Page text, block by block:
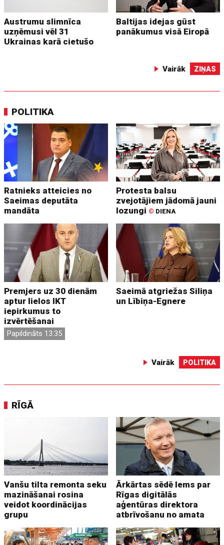
Austrumu slimnīca
uzņēmusi vēl 31
Ukrainas karā cietušo
Baltijas idejas gūst
panākumus visā Eiropā
Vairāk ZIŅAS
POLITIKA
Ratnieks atteicies no
Saeimas deputāta
mandāta
Protesta balsu
zvejotājiem jādomā jauni
lozungi © DIENA
Premjers uz 30 dienām
aptur lielos IKT
iepirkumus to
izvērtēšanai
Papildināts 13:35
Saeimā atgriežas Siliņa
un Lībiņa-Egnere
Vairāk POLITIKA
RĪGĀ
Vanšu tilta remonta seku
mazināšanai rosina
veidot koordinācijas
grupu
Ārkārtas sēdē lems par
Rīgas digitālās
aģentūras direktora
atbrīvošanu no amata